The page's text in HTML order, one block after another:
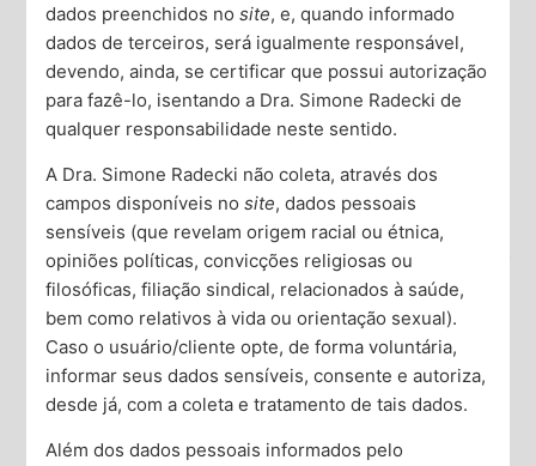
momento de buscar um psiquiatra.
Desafios Emocionais Persistentes: Sentimentos
de desesperança, tristeza profunda, ou ansiedade
que não melhoram podem indicar a necessidade de
intervenção psiquiátrica.
Dificuldades com Substâncias: Lutar contra vícios
e não conseguir superá-los sozinho é um sinal claro
de que é necessário apoio especializado.
Impacto na Vida Diária: Quando questões de saúde
mental começam a afetar significativamente sua
capacidade de funcionar no dia a dia, é hora de
procurar ajuda.
Benefícios da Consulta
Psiquiátrica
dados preenchidos nosite, e, quando informado
dados de terceiros, será igualmente responsável,
devendo, ainda, se certificar que possui autorização
para fazê-lo, isentando a Dra. Simone Radecki de
qualquer responsabilidade neste sentido.
A Dra. Simone Radecki não coleta, através dos
campos disponíveis nosite, dados pessoais
sensíveis (que revelam origem racial ou étnica,
opiniões políticas, convicções religiosas ou
filosóficas, filiação sindical, relacionados à saúde,
bem como relativos à vida ou orientação sexual).
Caso o usuário/cliente opte, de forma voluntária,
informar seus dados sensíveis, consente e autoriza,
desde já, com a coleta e tratamento de tais dados.
Além dos dados pessoais informados pelo